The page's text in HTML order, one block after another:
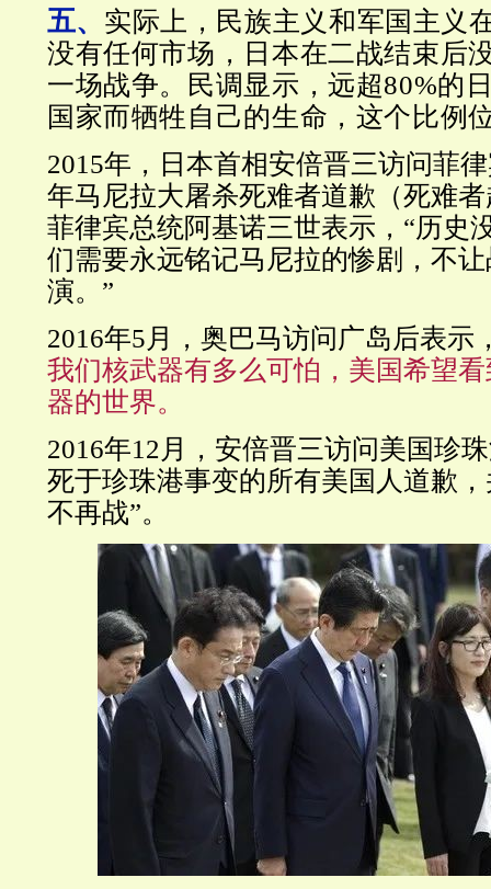
五、 实际上，民族主义和军国主义
没有任何市场，日本在二战结束后
一场战争。民调显示，远超80%的
国家而牺牲自己的生命，这个比例
2015年，日本首相安倍晋三访问菲
年马尼拉大屠杀死难者道歉（死难
菲律宾总统阿基诺三世表示，“历史
们需要永远铭记马尼拉的惨剧，不
演。”
2016年5月，奥巴马访问广岛后表示
我们核武器有多么可怕，美国希望
器的世界。
2016年12月，安倍晋三访问美国珍
死于珍珠港事变的所有美国人道歉
不再战”。